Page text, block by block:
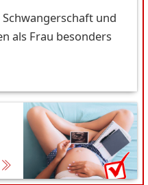
und
als Frau besonders